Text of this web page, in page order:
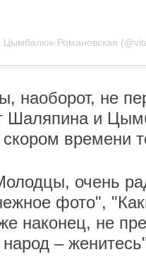
наоборот, не
Шаляпина и
времени
очень
фото",
наконец, не
–